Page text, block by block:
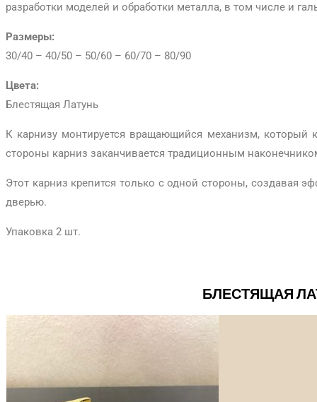
разработки моделей и обработки металла, в том числе и
Размеры:
30/40 – 40/50 – 50/60 – 60/70 – 80/90
Цвета:
Блестящая Латунь
К карнизу монтируется вращающийся механизм, который
стороны карниз заканчивается традиционным
Этот карниз крепится только с одной стороны, создавая
дверью.
Упаковка 2 шт.
БЛЕСТЯЩАЯ